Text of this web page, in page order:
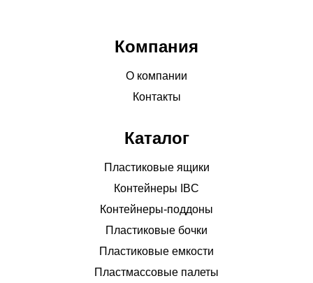
Компания
О компании
Контакты
Каталог
Пластиковые ящики
Контейнеры IBC
Контейнеры-поддоны
Пластиковые бочки
Пластиковые емкости
Пластмассовые палеты